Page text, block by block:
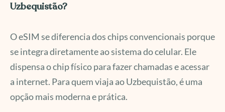
Uzbequistão?
O eSIM se diferencia dos chips convencionais porque
se integra diretamente ao sistema do celular. Ele
dispensa o chip físico para fazer chamadas e acessar
a internet. Para quem viaja ao Uzbequistão, é uma
opção mais moderna e prática.